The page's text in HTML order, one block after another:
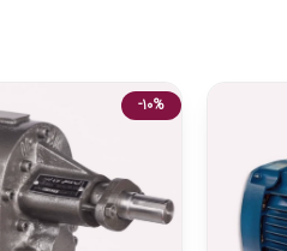
-10%